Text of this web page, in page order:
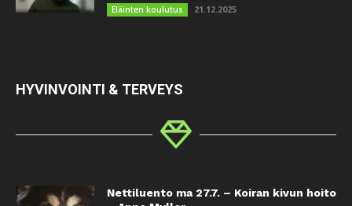
Eläinten koulutus 21.12.2025
HYVINVOINTI & TERVEYS
Nettiluento ma 27.7. – Koiran kivun hoito